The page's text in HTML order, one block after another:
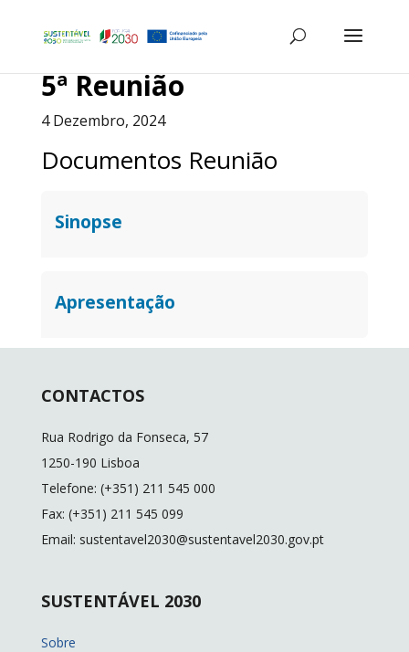
5ª Reunião
4 Dezembro, 2024
Documentos Reunião
Sinopse
Apresentação
CONTACTOS
Rua Rodrigo da Fonseca, 57
1250-190 Lisboa
Telefone: (+351) 211 545 000
Fax: (+351) 211 545 099
Email: sustentavel2030@sustentavel2030.gov.pt
SUSTENTÁVEL 2030
Sobre